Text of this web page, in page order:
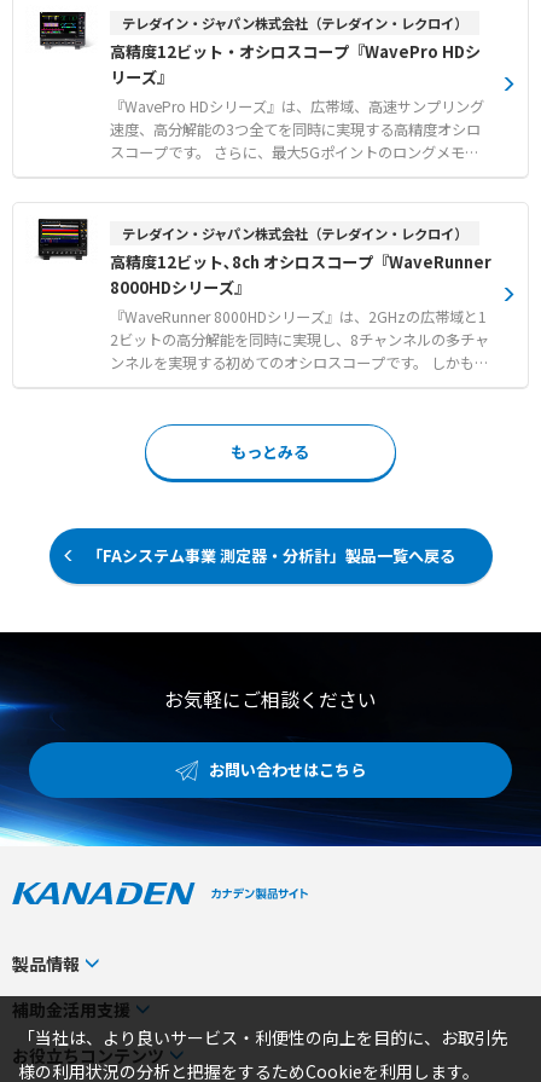
認識する予測アルゴリズムの搭載 ●位置情報とともに緊急
事態を家族などへ自動通知するeアラート機能 【用途・事
例】 ●高齢者や運動障害のある方の転倒による大腿骨頸部
骨折リスクの軽減 ●自立した歩行や日常生活の動作を安全
に継続するためのサポート ●万が一の転倒時に、即座に身
近な人へ警告を発信する必要がある場面での活用
定表示できます。 また、IntellaSet™テクノロジーが測定信
号を分析し、最適な数値を自動的に画面へ表示するため、
手動調整の手間を省けます。 過酷な現場に耐える堅牢な設
計と、高い安全性評価を兼ね備えた現場作業に最適な一台
です。 【特徴】 ● 設定不要で複雑な信号の波形を自動的
に安定表示するConnect-and-View™機能 ● 測定波形を独
自アルゴリズムで分析し適切な数値を自動表示するIntella
電気機器や電気機械設備における日常メンテナンスおよび
トラブルシューティング ● モータードライブや制御信
号、産業用ネットワークの電気信号品質の検証 ● 複雑な
システムで発生する再現性の低い断続的な故障のキャプチ
ャーおよび分析
テレダイン・ジャパン株式会社（テレダイン・レクロイ）
高精度12ビット・オシロスコープ『WavePro HDシ
リーズ』
『WavePro HDシリーズ』は、広帯域、高速サンプリング
速度、高分解能の3つ全てを同時に実現する高精度オシロ
スコープです。 さらに、最大5Gポイントのロングメモリ
を搭載し、長時間に渡る波形を精緻にとらえることができ
ます。 【主なアプリケーション】 ●携帯機器や高速の組
信号を正確に計測する高分解能 ・最適なパワーインテグリ
ティ検証 ・強力なシリアル・データ解析機能 ・シリア
ル・データのトリガ／デコード機能 ・16チャンネル・デ
ジタル信号捕捉 ●シリアル・データ解析 ・ローノイズ12
ビット高分解能と低ジッタ特性がシリアル・データ解析に
もたらす高い精度 ・シリアル・データ解析オプションは、
ジッタとノイズの抽出と計測、アイパターンの比較と独自
試験オプションによりDDRメモリ、イーサネット、USBな
どのインタフェースの検証が容易に ●パワー・インテグリ
ティのデバッグと検証 ・低電圧化もあり、外乱の影響を受
ルのツール─4GHz帯域の電源レール・プローブによる柔
軟なプロービングが可能 ・低いノイズ・フロアによる高度
なスペクトラム解析が可能
テレダイン・ジャパン株式会社（テレダイン・レクロイ）
高精度12ビット､8ch オシロスコープ『WaveRunner
8000HDシリーズ』
『WaveRunner 8000HDシリーズ』は、2GHzの広帯域と1
2ビットの高分解能を同時に実現し、8チャンネルの多チャ
ンネルを実現する初めてのオシロスコープです。 しかも、
OscilloSYNCにより2台を同期運転することで16チャンネ
ョン •高速組み込みコンピュータ・システム •三相モータ／
インバータ •パワー・インテグリティ試験 •車載システム
もっとみる
「FAシステム事業 測定器・分析計」製品一覧へ戻る
お気軽にご相談ください
お問い合わせはこちら
製品情報
カテゴリから探す
メーカーから探す
事業から探す
補助金活用支援
補助金検索システム
お役立ちコンテンツ
「当社は、より良いサービス・利便性の向上を目的に、お取引先
様の利用状況の分析と把握をするためCookieを利用します。